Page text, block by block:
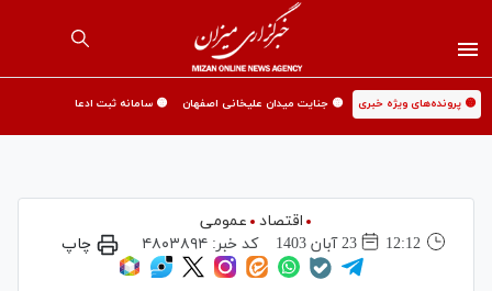
🟡 پرونده‌های ویژه خبری 🟡 جنایت میدان علیخانی اصفهان 🟡 سامانه ثبت ادعا
اقتصاد
عمومی
12:12
23 آبان 1403 کد خبر:۴۸۰۳۸۹۴ چاپ